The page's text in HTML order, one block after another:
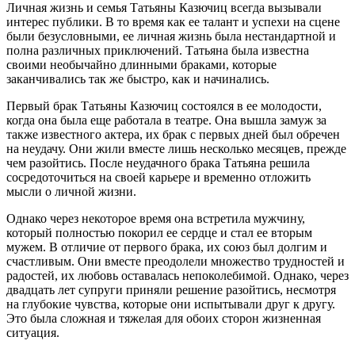
Личная жизнь и семья Татьяны Казючиц всегда вызывали
интерес публики. В то время как ее талант и успехи на сцене
были безусловными, ее личная жизнь была нестандартной и
полна различных приключений. Татьяна была известна
своими необычайно длинными браками, которые
заканчивались так же быстро, как и начинались.
Первый брак Татьяны Казючиц состоялся в ее молодости,
когда она была еще работала в театре. Она вышла замуж за
также известного актера, их брак с первых дней был обречен
на неудачу. Они жили вместе лишь несколько месяцев, прежде
чем разойтись. После неудачного брака Татьяна решила
сосредоточиться на своей карьере и временно отложить
мысли о личной жизни.
Однако через некоторое время она встретила мужчину,
который полностью покорил ее сердце и стал ее вторым
мужем. В отличие от первого брака, их союз был долгим и
счастливым. Они вместе преодолели множество трудностей и
радостей, их любовь оставалась непоколебимой. Однако, через
двадцать лет супруги приняли решение разойтись, несмотря
на глубокие чувства, которые они испытывали друг к другу.
Это была сложная и тяжелая для обоих сторон жизненная
ситуация.